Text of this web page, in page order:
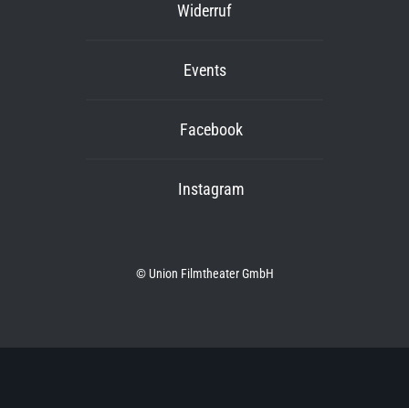
Widerruf
Events
Facebook
Instagram
© Union Filmtheater GmbH